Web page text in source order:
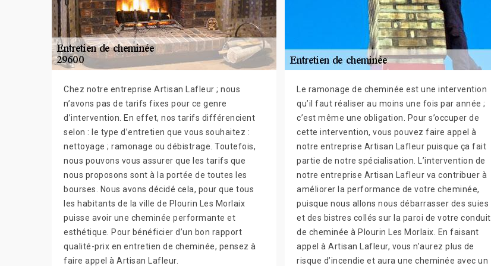
Chez notre entreprise Artisan Lafleur ; nous
n’avons pas de tarifs fixes pour ce genre
d’intervention. En effet, nos tarifs différencient
selon : le type d’entretien que vous souhaitez :
nettoyage ; ramonage ou débistrage. Toutefois,
nous pouvons vous assurer que les tarifs que
nous proposons sont à la portée de toutes les
bourses. Nous avons décidé cela, pour que tous
les habitants de la ville de Plourin Les Morlaix
puisse avoir une cheminée performante et
esthétique. Pour bénéficier d’un bon rapport
qualité-prix en entretien de cheminée, pensez à
faire appel à Artisan Lafleur.
Le ramonage de cheminée est une intervention
qu’il faut réaliser au moins une fois par année ;
c’est même une obligation. Pour s’occuper de
cette intervention, vous pouvez faire appel à
notre entreprise Artisan Lafleur puisque ça fait
partie de notre spécialisation. L’intervention de
notre entreprise Artisan Lafleur va contribuer à
améliorer la performance de votre cheminée,
puisque nous allons nous débarrasser des suies
et des bistres collés sur la paroi de votre conduit
de cheminée à Plourin Les Morlaix. En faisant
appel à Artisan Lafleur, vous n’aurez plus de
risque d’incendie et aura une cheminée avec un